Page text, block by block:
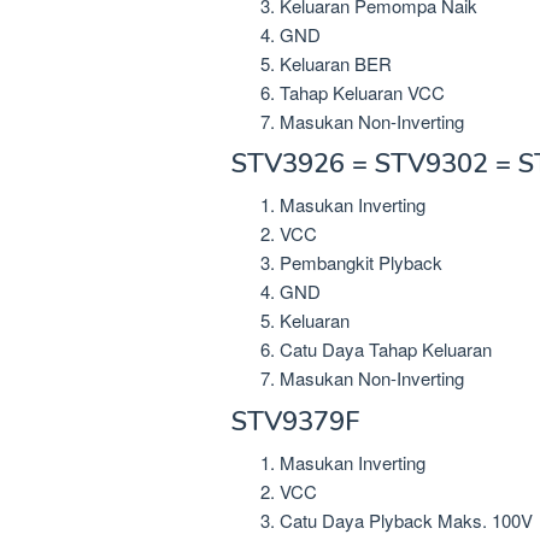
GND
Keluaran BER
Tahap Keluaran VCC
Masukan Non-Inverting
STV3926 = STV9302 =
Masukan Inverting
VCC
Pembangkit Plyback
GND
Keluaran
Catu Daya Tahap Keluaran
Masukan Non-Inverting
STV9379F
Masukan Inverting
VCC
Catu Daya Plyback Maks. 100V